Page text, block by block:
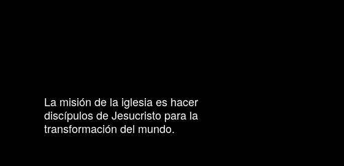
La misión de la iglesia es hacer
discípulos de Jesucristo para la
transformación del mundo.